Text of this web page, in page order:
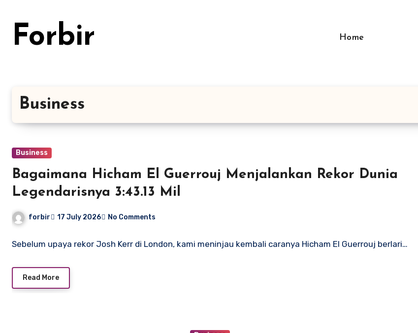
contentForbir Home
Business
Business
Bagaimana Hicham El Guerrouj Menjalankan Rekor Dunia
Legendarisnya 3:43.13 Mil
forbir 17 July 2026 No Comments
Sebelum upaya rekor Josh Kerr di London, kami meninjau kembali caranya Hicham El Guerrouj berlari…
Read More